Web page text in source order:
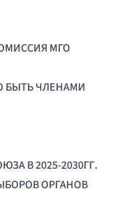
МГО
БЫТЬ ЧЛЕНАМИ
В 2025-2030ГГ.
ОРГАНОВ